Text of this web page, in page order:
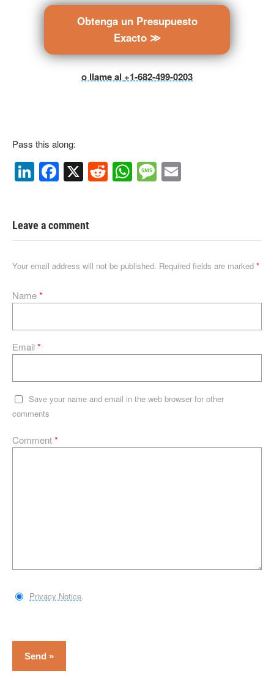
Obtenga un Presupuesto
Exacto ≫
o llame al +1-682-499-0203
Pass this along:
Li
n
e
dI
n
F
a
e
b
o
k
X R
e
t
W
h
A
p
M
e
g
e
Leave a comment
Your email address will not be published. Required fields are marked *
Name*
Email*
Save your name and email in the web browser for other
comments
Comment*
Privacy Notice.